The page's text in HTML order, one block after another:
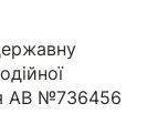
АВ №736456